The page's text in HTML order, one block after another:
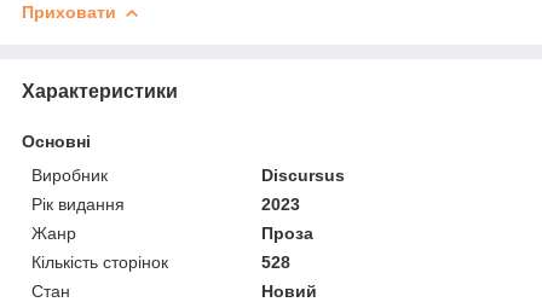
Приховати
Характеристики
Основні
Виробник
Discursus
Рік видання
2023
Жанр
Проза
Кількість сторінок
528
Стан
Новий